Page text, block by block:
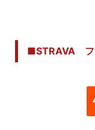
■STRAVA フ